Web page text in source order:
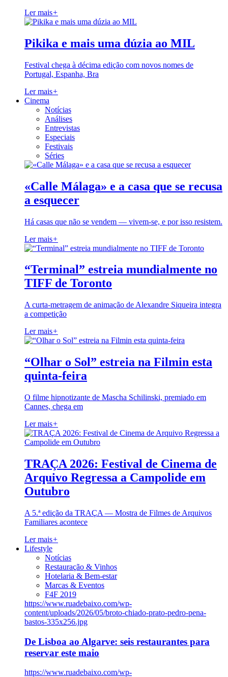
Ler mais+
Pikika e mais uma dúzia ao MIL
Festival chega à décima edição com novos nomes de
Portugal, Espanha, Bra
Ler mais+
Cinema
Notícias
Análises
Entrevistas
Especiais
Festivais
Séries
«Calle Málaga» e a casa que se recusa
a esquecer
Há casas que não se vendem — vivem-se, e por isso resistem.
Ler mais+
“Terminal” estreia mundialmente no
TIFF de Toronto
A curta-metragem de animação de Alexandre Siqueira integra
a competição
Ler mais+
“Olhar o Sol” estreia na Filmin esta
quinta-feira
O filme hipnotizante de Mascha Schilinski, premiado em
Cannes, chega em
Ler mais+
TRAÇA 2026: Festival de Cinema de
Arquivo Regressa a Campolide em
Outubro
A 5.ª edição da TRAÇA — Mostra de Filmes de Arquivos
Familiares acontece
Ler mais+
Lifestyle
Notícias
Restauração & Vinhos
Hotelaria & Bem-estar
Marcas & Eventos
F4F 2019
https://www.ruadebaixo.com/wp-
content/uploads/2026/05/broto-chiado-prato-pedro-pena-
bastos-335x256.jpg
De Lisboa ao Algarve: seis restaurantes para
reservar este maio
https://www.ruadebaixo.com/wp-